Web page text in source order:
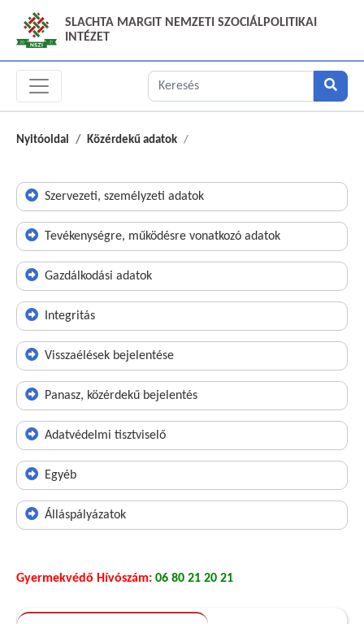
SLACHTA MARGIT NEMZETI SZOCIÁLPOLITIKAI
INTÉZET
Nyitóoldal Közérdekű adatok
Szervezeti, személyzeti adatok
Tevékenységre, működésre vonatkozó adatok
Gazdálkodási adatok
Integritás
Visszaélések bejelentése
Panasz, közérdekű bejelentés
Adatvédelmi tisztviselő
Egyéb
Álláspályázatok
Gyermekvédő Hívószám: 06 80 21 20 21